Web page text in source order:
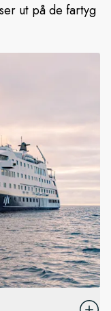
ut på de fartyg